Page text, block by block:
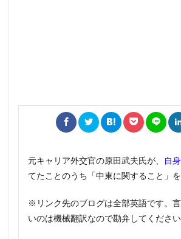
元キャリア外交官の原田武夫氏が、 自
てたことのうち「中東に関すること」を
※リンク先のブログは全部英語です。
いのは機械翻訳なので勘弁してください